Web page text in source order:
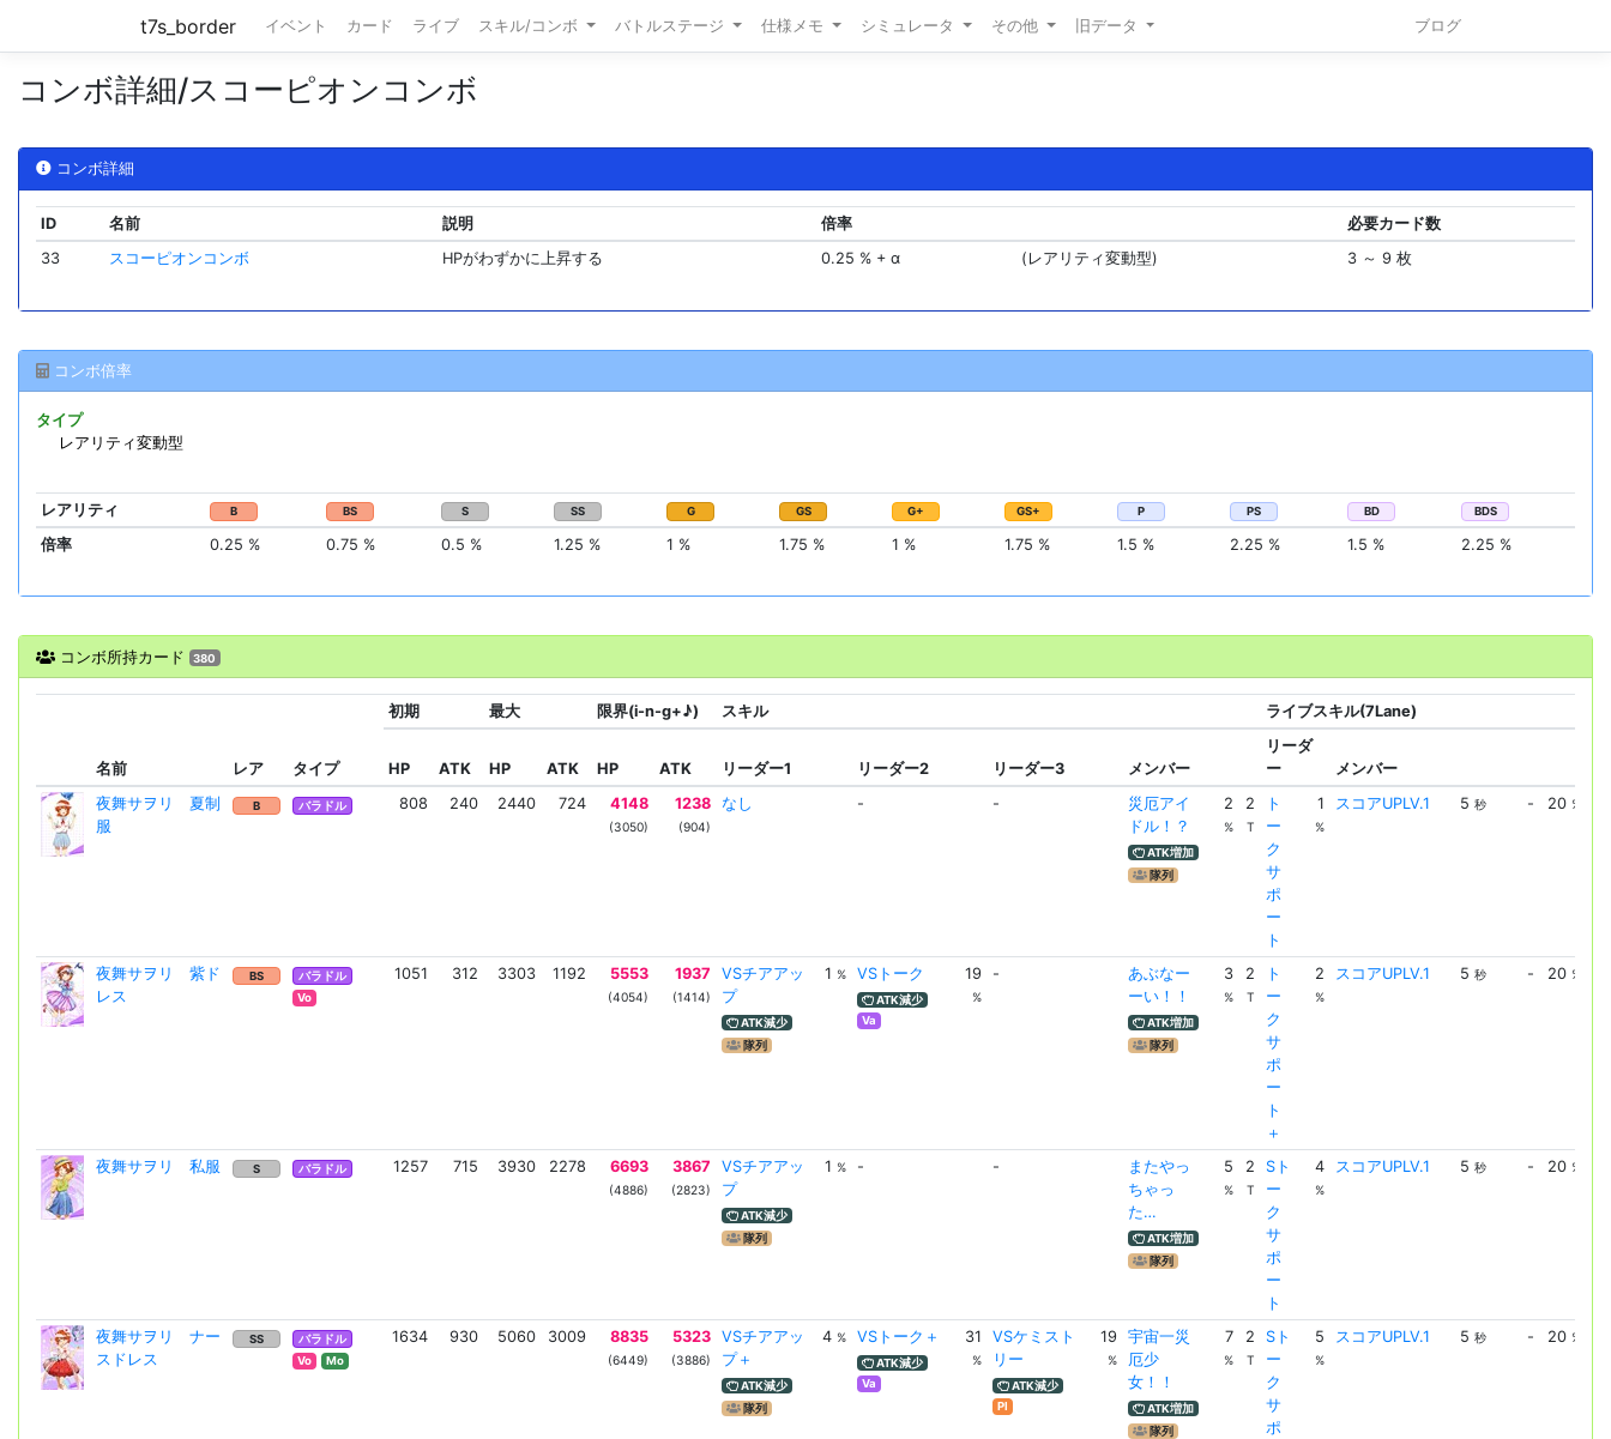
t7s_border イベント カード ライブ スキル/コンボ バトルステージ 仕様メモ シミュレータ その他 旧データ ブログ
コンボ詳細/スコーピオンコンボ
コンボ詳細
ID 名前 説明 倍率
必要カード数
33
スコーピオンコンボ HPがわずかに上昇する 0.25 % + α (レアリティ変動型) 3 ～ 9 枚
コンボ倍率
タイプ
レアリティ変動型
レアリティ B BS S SS G GS G+ GS+ P PS BD BDS
倍率 0.25 % 0.75 % 0.5 % 1.25 % 1 % 1.75 % 1 % 1.75 % 1.5 % 2.25 % 1.5 % 2.25 %
コンボ所持カード 380
名前 レア タイプ
初期 最大 限界(i-n-g+♪) スキル ライブスキル(7Lane)
HP ATK HP ATK HP ATK リーダー1 リーダー2 リーダー3 メンバー
リーダ
ー
メンバー
夜舞サヲリ 夏制
服
B バラドル 808 240 2440 724 4148
(3050)
1238
(904)
なし - -
災厄アイ
ドル！？
ATK増加
隊列
2
%
2
T
ト
ー
ク
サ
ポ
ー
ト
1
%
スコアUPLV.1 5 秒 - 20 %
夜舞サヲリ 紫ド
レス
BS
バラドル
Vo
1051 312 3303 1192 5553
(4054)
1937
(1414)
VSチアアッ
プ
ATK減少
隊列
1 % VSトーク
ATK減少
Va
19
%
-
あぶなー
ーい！！
ATK増加
隊列
3
%
2
T
ト
ー
ク
サ
ポ
ー
ト
＋
2
%
スコアUPLV.1 5 秒 - 20 %
夜舞サヲリ 私服 S バラドル 1257 715 3930 2278 6693
(4886)
3867
(2823)
VSチアアッ
プ
ATK減少
隊列
1 % - -
またやっ
ちゃっ
た…
ATK増加
隊列
5
%
2
T
Sト
ー
ク
サ
ポ
ー
ト
4
%
スコアUPLV.1 5 秒 - 20 %
夜舞サヲリ ナー
スドレス
SS
バラドル
Vo
Mo
1634 930 5060 3009 8835
(6449)
5323
(3886)
VSチアアッ
プ＋
ATK減少
隊列
4 % VSトーク＋
ATK減少
Va
31
%
VSケミスト
リー
ATK減少
Pl
19
%
宇宙一災
厄少
女！！
ATK増加
隊列
7
%
2
T
Sト
ー
ク
サ
ポ
5
%
スコアUPLV.1 5 秒 - 20 %